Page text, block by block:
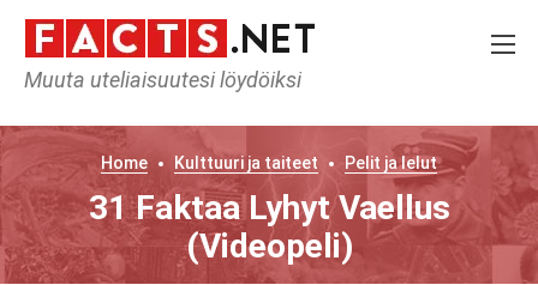
Muuta uteliaisuutesi löydöiksi
Home Kulttuuri ja taiteet Pelit ja lelut
31 Faktaa Lyhyt Vaellus
(Videopeli)